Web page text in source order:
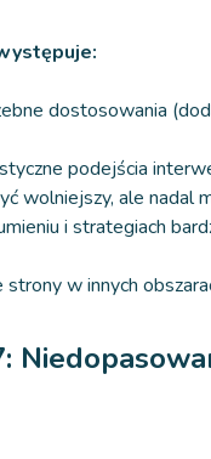
dostosowania
podejścia
wolniejszy, ale nadal
i strategiach
strony w innych